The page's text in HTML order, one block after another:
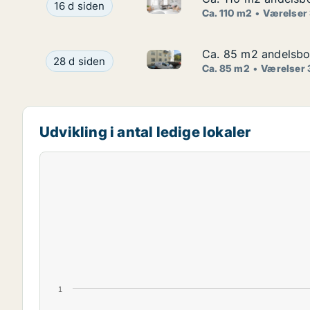
Ca. 110 m2 andelsbolig til salg på 1900
16 d siden
Ca. 110 m2 Værelser
Ca. 85 m2 andelsbolig til salg på 2100
28 d siden Ca. 85 m2 andelsbolig til
Ca. 85 m2
Ca. 85 m2
Ca. 85 m2 Værelser
Udvikling i antal ledige lokaler
1